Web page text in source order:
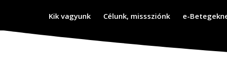
Kik vagyunk Célunk, misssziónk e-